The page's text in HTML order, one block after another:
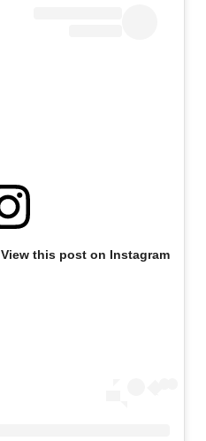
View this post on Instagram